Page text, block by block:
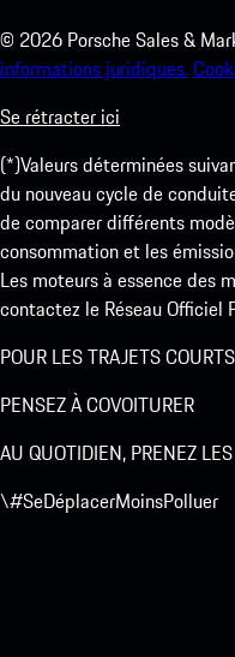
© 2026 Porsche Sales &
informations juridiques.
Se rétracter ici
(*)Valeurs déterminées
du nouveau cycle de
de comparer différents
consommation et les
Les moteurs à essence des
contactez le Réseau Officiel
POUR LES TRAJETS
PENSEZ À COVOITURER
AU QUOTIDIEN, PRENEZ
\#SeDéplacerMoinsPolluer